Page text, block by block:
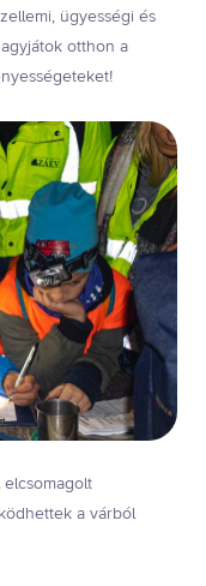
ügyességi és
otthon a
a várból